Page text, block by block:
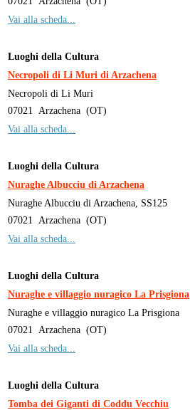
Vai alla scheda...
Luoghi della Cultura
Necropoli di Li Muri di Arzachena
Necropoli di Li Muri
07021
Arzachena (OT)
Vai alla scheda...
Luoghi della Cultura
Nuraghe Albucciu di Arzachena
Nuraghe Albucciu di Arzachena, SS125
07021
Arzachena (OT)
Vai alla scheda...
Luoghi della Cultura
Nuraghe e villaggio nuragico La Prisgiona
Nuraghe e villaggio nuragico La Prisgiona
07021
Arzachena (OT)
Vai alla scheda...
Luoghi della Cultura
Tomba dei Giganti di Coddu Vecchiu